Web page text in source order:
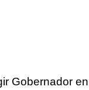
Gobernador